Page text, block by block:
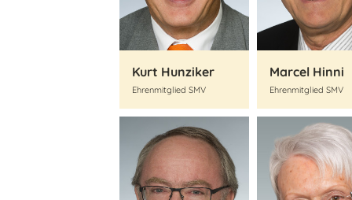
Kurt Hunziker
Ehrenmitglied SMV
Marcel Hinni
Ehrenmitglied SMV